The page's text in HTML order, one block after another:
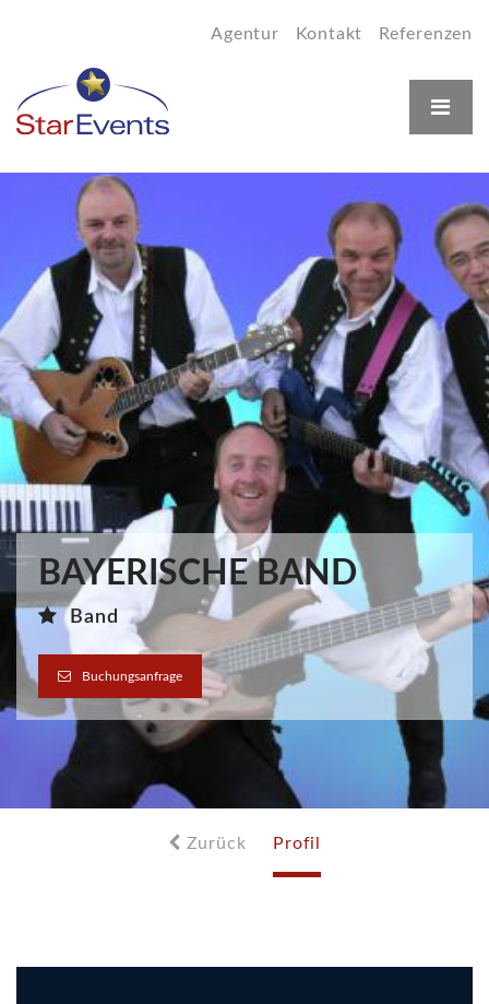
Agentur Kontakt Referenzen
BAYERISCHE BAND
Band
Buchungsanfrage
Zurück Profil